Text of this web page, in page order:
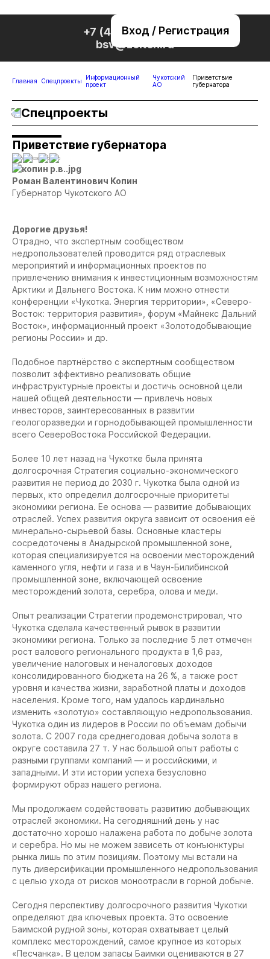
Вход / Регистрация
+7 (495) 221-76-32
bsv@zolteh.ru
Главная Спецпроекты
Информационный
проект
Чукотский
АО
Приветствие
губернатора
Спецпроекты
Приветствие губернатора
0 808 0 0
Роман Валентинович Копин
Губернатор Чукотского АО
Дорогие друзья!
Отрадно, что экспертным сообществом
недропользователей проводится ряд отраслевых
мероприятий и информационных проектов по
привлечению внимания к инвестиционным возможностям
Арктики и Дальнего Востока. К ним можно отнести
конференции «Чукотка. Энергия территории», «Северо-
Восток: территория развития», форум «Майнекс Дальний
Восток», информационный проект «Золотодобывающие
регионы России» и др.
Подобное партнёрство с экспертным сообществом
позволит эффективно реализовать общие
инфраструктурные проекты и достичь основной цели
нашей общей деятельности — привлечь новых
инвесторов, заинтересованных в развитии
геологоразведки и горнодобывающей промышленности
всего СевероВостока Российской Федерации.
Более 10 лет назад на Чукотке была принята
долгосрочная Стратегия социально-экономического
развития не период до 2030 г. Чукотка была одной из
первых, кто определил долгосрочные приоритеты
экономики региона. Ее основа — развитие добывающих
отраслей. Успех развития округа зависит от освоения её
минерально-сырьевой базы. Основные кластеры
сосредоточены в Анадырской промышленной зоне,
которая специализируется на освоении месторождений
каменного угля, нефти и газа и в Чаун-Билибинской
промышленной зоне, включающей освоение
месторождений золота, серебра, олова и меди.
Опыт реализации Стратегии продемонстрировал, что
Чукотка сделала качественный рывок в развитии
экономики региона. Только за последние 5 лет отмечен
рост валового регионального продукта в 1,6 раз,
увеличение налоговых и неналоговых доходов
консолидированного бюджета на 26 %, а также рост
уровня и качества жизни, заработной платы и доходов
населения. Кроме того, нам удалось кардинально
изменить «золотую» составляющую недропользования.
Чукотка один из лидеров в России по объемам добычи
золота. С 2007 года среднегодовая добыча золота в
округе составила 27 т. У нас большой опыт работы с
разными группами компаний — и российскими, и
западными. И эти истории успеха безусловно
формируют образ нашего региона.
Мы продолжаем содействовать развитию добывающих
отраслей экономики. На сегодняшний день у нас
достаточно хорошо налажена работа по добыче золота
и серебра. Но мы не можем зависеть от конъюнктуры
рынка лишь по этим позициям. Поэтому мы встали на
путь диверсификации промышленного недропользования
с целью ухода от рисков моноотрасли в горной добыче.
Сегодня перспективу долгосрочного развития Чукотки
определяют два ключевых проекта. Это освоение
Баимской рудной зоны, которая охватывает целый
комплекс месторождений, самое крупное из которых
«Песчанка». В целом запасы Баимки оцениваются в 27